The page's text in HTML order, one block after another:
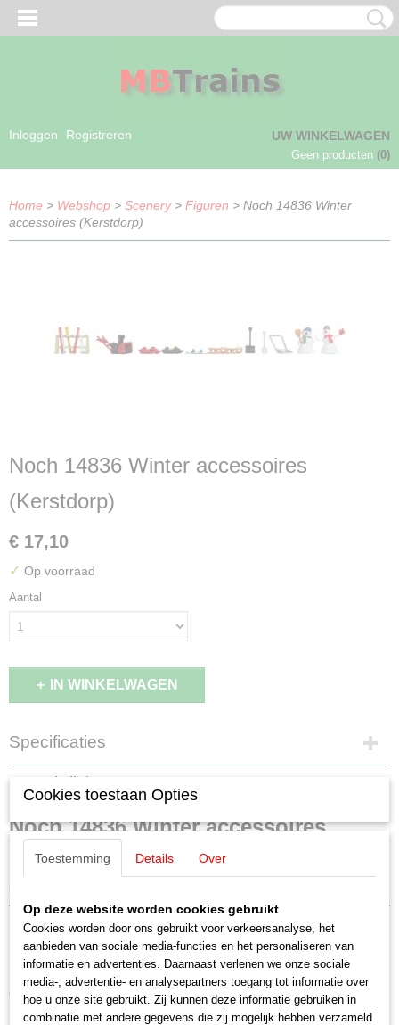
Inloggen Registreren UW WINKELWAGEN
Geen producten (0)
Home > Webshop > Scenery> Figuren > Noch 14836 Winter
accessoires (Kerstdorp)
Noch 14836 Winter accessoires
(Kerstdorp)
€ 17,10
✓ Op voorraad
Aantal
IN WINKELWAGEN
Specificaties
EAN code
4007246148363
14836
Schaal
Nieuw
Omschrijving
Noch 14836 Winter accessoires
Ideaal voor kerst landschap/dorp
Ook interessant
Cookies toestaan Opties
Toestemming Details Over
Op deze website worden cookies gebruikt
Cookies worden door ons gebruikt voor verkeersanalyse, het
aanbieden van sociale media-functies en het personaliseren van
informatie en advertenties. Daarnaast verlenen we onze sociale
media-, advertentie- en analysepartners toegang tot informatie over
hoe u onze site gebruikt. Zij kunnen deze informatie gebruiken in
combinatie met andere gegevens die zij mogelijk hebben verzameld